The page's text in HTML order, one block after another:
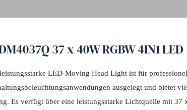
37 x 40W RGBW 4IN1 LED
LED-Moving Head Light ist für
ausgelegt und bietet
Es verfügt über eine leistungsstarke Lichtquelle mit